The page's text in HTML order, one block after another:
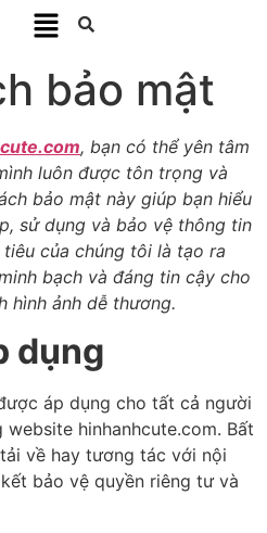
bảo mật
, bạn có thể yên tâm
luôn được tôn trọng và
bảo mật này giúp bạn hiểu
sử dụng và bảo vệ thông tin
của chúng tôi là tạo ra
bạch và đáng tin cậy cho
hình ảnh dễ thương.
dụng
áp dụng cho tất cả người
hinhanhcute.com. Bất
về hay tương tác với nội
bảo vệ quyền riêng tư và